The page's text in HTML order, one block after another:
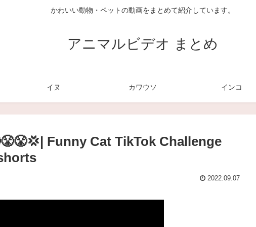
かわいい動物・ペットの動画をまとめて紹介しています。
アニマルビデオ まとめ
イヌ カワウソ インコ
Funny Cat TikTok Challenge
2022.09.07